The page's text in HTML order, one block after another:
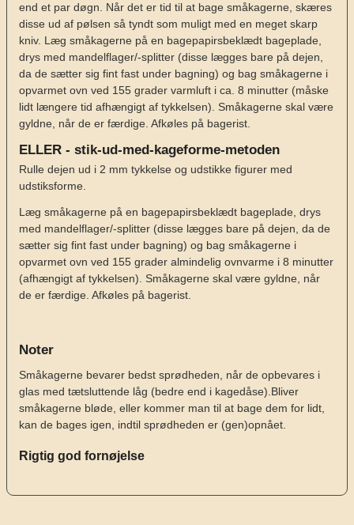
end et par døgn. Når det er tid til at bage småkagerne, skæres
disse ud af pølsen så tyndt som muligt med en meget skarp
kniv. Læg småkagerne på en bagepapirsbeklædt bageplade,
drys med mandelflager/-splitter (disse lægges bare på dejen,
da de sætter sig fint fast under bagning) og bag småkagerne i
opvarmet ovn ved 155 grader varmluft i ca. 8 minutter (måske
lidt længere tid afhængigt af tykkelsen). Småkagerne skal være
gyldne, når de er færdige. Afkøles på bagerist.
ELLER - stik-ud-med-kageforme-metoden
Rulle dejen ud i 2 mm tykkelse og udstikke figurer med
udstiksforme.
Læg småkagerne på en bagepapirsbeklædt bageplade, drys
med mandelflager/-splitter (disse lægges bare på dejen, da de
sætter sig fint fast under bagning) og bag småkagerne i
opvarmet ovn ved 155 grader almindelig ovnvarme i 8 minutter
(afhængigt af tykkelsen). Småkagerne skal være gyldne, når
de er færdige. Afkøles på bagerist.
Noter
Småkagerne bevarer bedst sprødheden, når de opbevares i
glas med tætsluttende låg (bedre end i kagedåse).Bliver
småkagerne bløde, eller kommer man til at bage dem for lidt,
kan de bages igen, indtil sprødheden er (gen)opnået.
Rigtig god fornøjelse